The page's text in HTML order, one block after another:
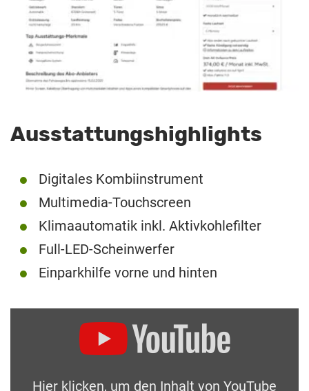
Ausstattungshighlights
Digitales Kombiinstrument
Multimedia-Touchscreen
Klimaautomatik inkl. Aktivkohlefilter
Full-LED-Scheinwerfer
Einparkhilfe vorne und hinten
Hier klicken, um den Inhalt von YouTube